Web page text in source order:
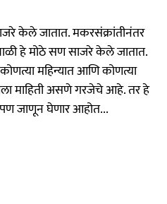
केले जातात. मकरसंक्रांतीनंतर
हे मोठे सण साजरे केले जातात.
महिन्यात आणि कोणत्या
माहिती असणे गरजेचे आहे. तर हे
जाणून घेणार आहोत...